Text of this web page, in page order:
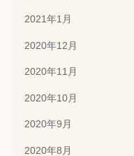
2021年1月
2020年12月
2020年11月
2020年10月
2020年9月
2020年8月